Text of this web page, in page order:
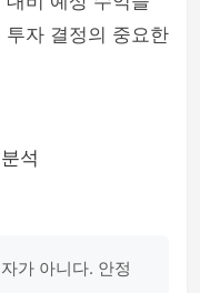
자 결정의 중요한
석
가 아니다. 안정